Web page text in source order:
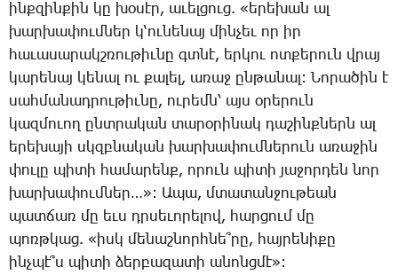
ինք­զին­քին կը խօ­սէր, ա­ւել­ցուց. «ե­րե­խան ալ
խար­խա­փում­ներ կ­‘ու­նե­նայ մին­չեւ որ իր
հա­ւա­սա­րակշռու­թիւ­նը գտնէ, եր­կու ոտ­քե­րուն վրայ
կա­րե­նայ կե­նալ ու քա­լել, ա­ռաջ ըն­թա­նալ: ­Նո­րա­ծին է
սահ­մա­նադ­րու­թիւ­նը, ու­րեմն՝ այս օ­րե­րուն
կազ­մո­ւող ընտ­րա­կան տա­րօ­րի­նակ դա­շինք­ներն ալ
ե­րե­խա­յի սկզբնա­կան խար­խա­փում­նե­րուն ա­ռա­ջին
փու­լը պի­տի հա­մա­րենք, ո­րուն պի­տի յա­ջոր­դեն նոր
խար­խա­փում­ներ…»: Ա­պա, մտա­տան­ջու­թեան
պատ­ճառ մը եւս դրսե­ւո­րե­լով, հար­ցում մը
պոռթ­կաց. «իսկ մե­նաշ­նորհ­նե՞­րը, հայ­րե­նի­քը
ինչ­պէ՞ս պի­տի ձեր­բա­զա­տի ա­նոնց­մէ»: